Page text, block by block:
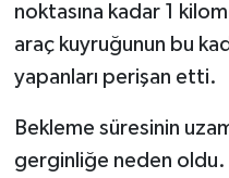
noktasına kadar 1
araç kuyruğunun bu
yapanları perişan etti.
Bekleme süresinin
gerginliğe neden oldu.